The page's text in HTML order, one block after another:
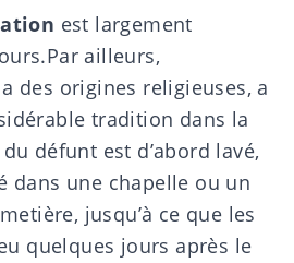
est largement
Par ailleurs,
des origines religieuses, a
tradition dans la
défunt est d’abord lavé,
dans une chapelle ou un
jusqu’à ce que les
quelques jours après le